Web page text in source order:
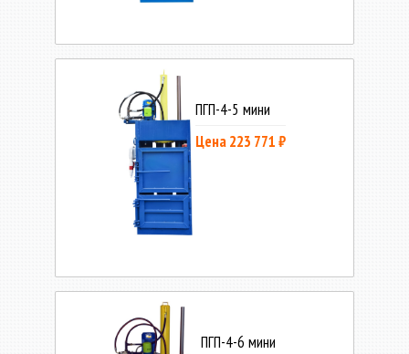
ПГП-4-5 мини
Цена 223 771 ₽
ПГП-4-6 мини